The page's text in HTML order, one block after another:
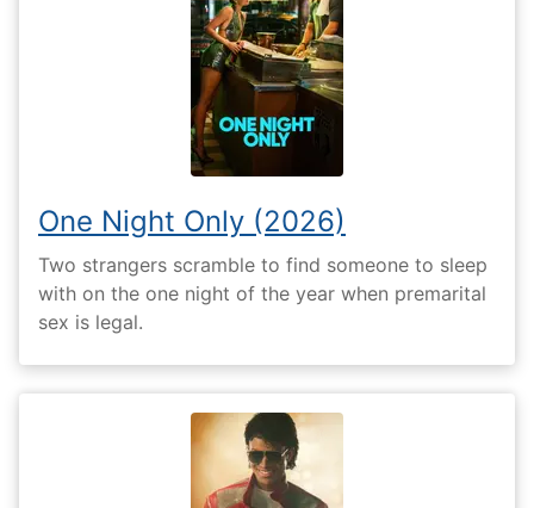
One Night Only (2026)
Two strangers scramble to find someone to sleep
with on the one night of the year when premarital
sex is legal.